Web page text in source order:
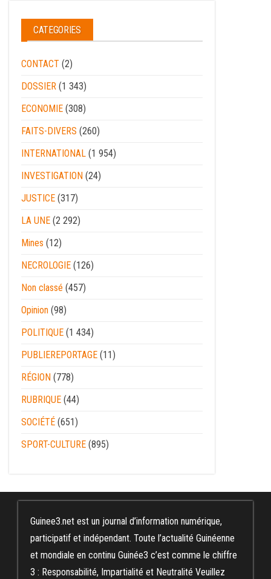
CATEGORIES
CONTACT (2)
DOSSIER (1 343)
ECONOMIE (308)
FAITS-DIVERS (260)
INTERNATIONAL (1 954)
INVESTIGATION (24)
JUSTICE (317)
LA UNE (2 292)
Mines (12)
NECROLOGIE (126)
Non classé (457)
Opinion (98)
POLITIQUE (1 434)
PUBLIEREPORTAGE (11)
RÉGION (778)
RUBRIQUE (44)
SOCIÉTÉ (651)
SPORT-CULTURE (895)
Guinee3.net est un journal d’information numérique,
participatif et indépendant. Toute l’actualité Guinéenne
et mondiale en continu Guinée3 c’est comme le chiffre
3 : Responsabilité, Impartialité et Neutralité Veuillez